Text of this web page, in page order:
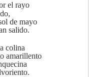
el rayo
de mayo
salido.
colina
amarillento